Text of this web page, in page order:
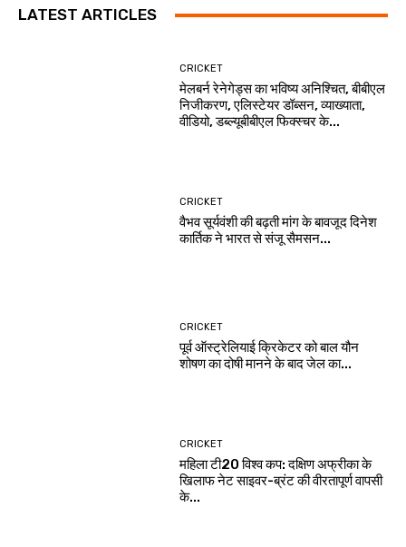
LATEST ARTICLES
CRICKET
मेलबर्न रेनेगेड्स का भविष्य अनिश्चित, बीबीएल
निजीकरण, एलिस्टेयर डॉब्सन, व्याख्याता,
वीडियो, डब्ल्यूबीबीएल फिक्स्चर के...
CRICKET
वैभव सूर्यवंशी की बढ़ती मांग के बावजूद दिनेश
कार्तिक ने भारत से संजू सैमसन...
CRICKET
पूर्व ऑस्ट्रेलियाई क्रिकेटर को बाल यौन
शोषण का दोषी मानने के बाद जेल का...
CRICKET
महिला टी20 विश्व कप: दक्षिण अफ्रीका के
खिलाफ नेट साइवर-ब्रंट की वीरतापूर्ण वापसी
के...